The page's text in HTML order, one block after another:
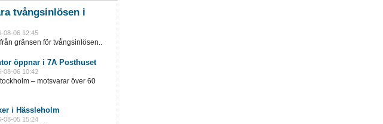
tvångsinlösen i
08-06 12:45
gränsen för tvångsinlösen..
öppnar i 7A Posthuset
08-06 10:42
– motsvarar över 60
i Hässleholm
08-05 15:24